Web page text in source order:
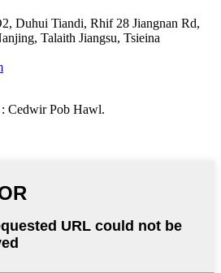
Duhui Tiandi, Rhif 28 Jiangnan Rd,
Talaith Jiangsu, Tsieina
Cedwir Pob Hawl.